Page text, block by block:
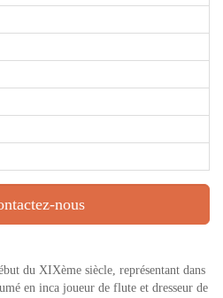
nous
du XIXème siècle, représentant dans
en inca joueur de flute et dresseur de